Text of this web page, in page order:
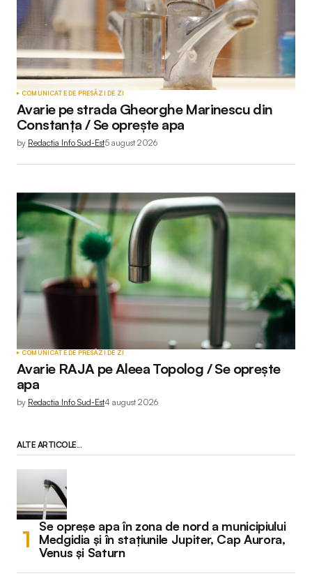
COMUNICATE DE PRESĂZI DE ZI
Avarie pe strada Gheorghe Marinescu din
Constanța / Se oprește apa
by Redactia Info Sud-Est5 august 2026
COMUNICATE DE PRESĂZI DE ZI
Avarie RAJA pe Aleea Topolog / Se oprește
apa
by Redactia Info Sud-Est4 august 2026
ALTE ARTICOLE...
Se opreșe apa în zona de nord a municipiului
Medgidia și în stațiunile Jupiter, Cap Aurora,
Venus și Saturn